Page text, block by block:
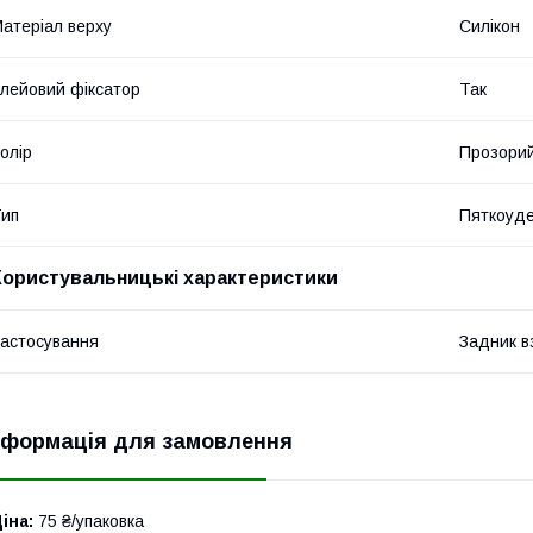
верху Силікон
фіксатор Так
характеристики
Задник
для замовлення
75 ₴/упаковка